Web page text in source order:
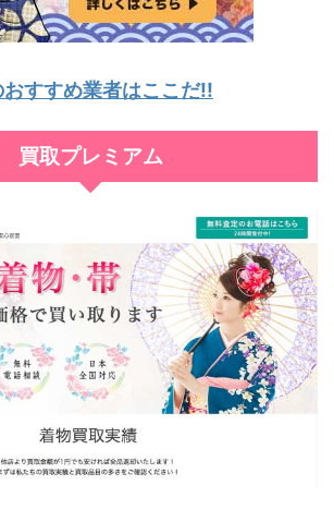
すすめ業者はここだ!!
買取プレミアム